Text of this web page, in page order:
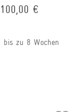
€
bis zu 8 Wochen